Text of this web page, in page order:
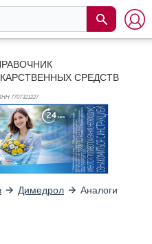
СРЕДСТВ
7707321227
Димедрол Аналоги